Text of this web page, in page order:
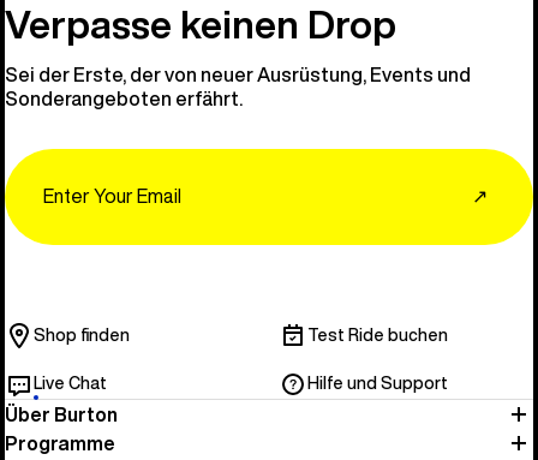
Verpasse keinen Drop
Sei der Erste, der von neuer Ausrüstung, Events und
Sonderangeboten erfährt.
↗
Shop finden Test Ride buchen
Live Chat Hilfe und Support
Über Burton
Programme